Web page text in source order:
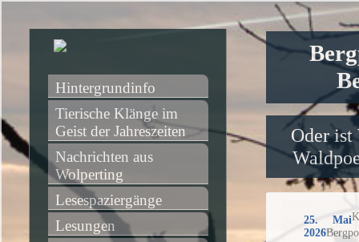
Oder ist
25. Mai
2026
Hintergrundinfo
Tierische Klänge im
Geist der Jahreszeiten
Nachrichten aus
Wolperting
Lesespaziergänge
Lesungen